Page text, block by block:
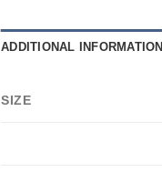
ADDITIONAL INFORMATION
SIZE